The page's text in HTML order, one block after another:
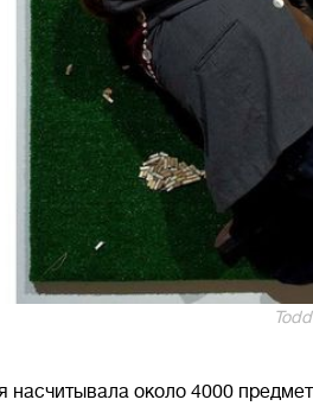
насчитывала около 4000